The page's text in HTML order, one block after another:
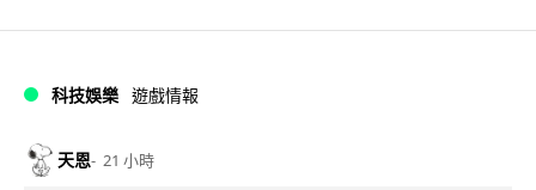
科技娛樂 遊戲情報
天恩 21 小時